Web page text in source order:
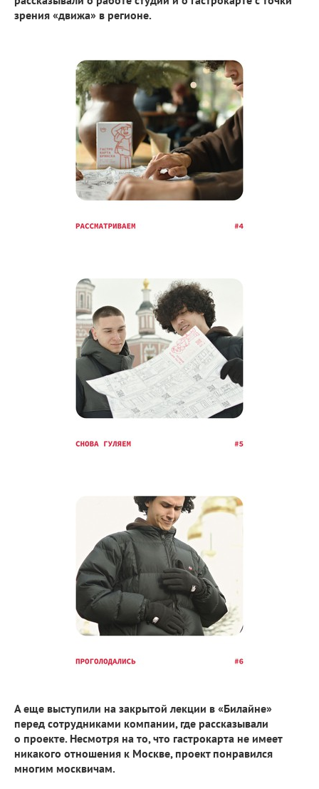
зрения «движа» в регионе.
А еще выступили на закрытой лекции в «Билайне»
перед сотрудниками компании, где рассказывали
о проекте. Несмотря на то, что гастрокарта не имеет
никакого отношения к Москве, проект понравился
многим москвичам.